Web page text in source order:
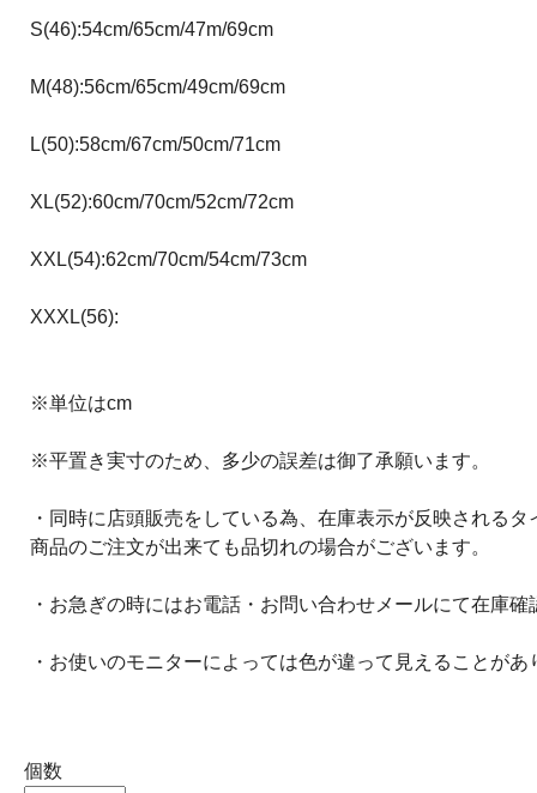
S(46):54cm/65cm/47m/69cm
M(48):56cm/65cm/49cm/69cm
L(50):58cm/67cm/50cm/71cm
XL(52):60cm/70cm/52cm/72cm
XXL(54):62cm/70cm/54cm/73cm
XXXL(56):
※単位はcm
※平置き実寸のため、多少の誤差は御了承願います。
・同時に店頭販売をしている為、在庫表示が反映される
商品のご注文が出来ても品切れの場合がございます。
・お急ぎの時にはお電話・お問い合わせメールにて在庫
・お使いのモニターによっては色が違って見えることがあ
個数